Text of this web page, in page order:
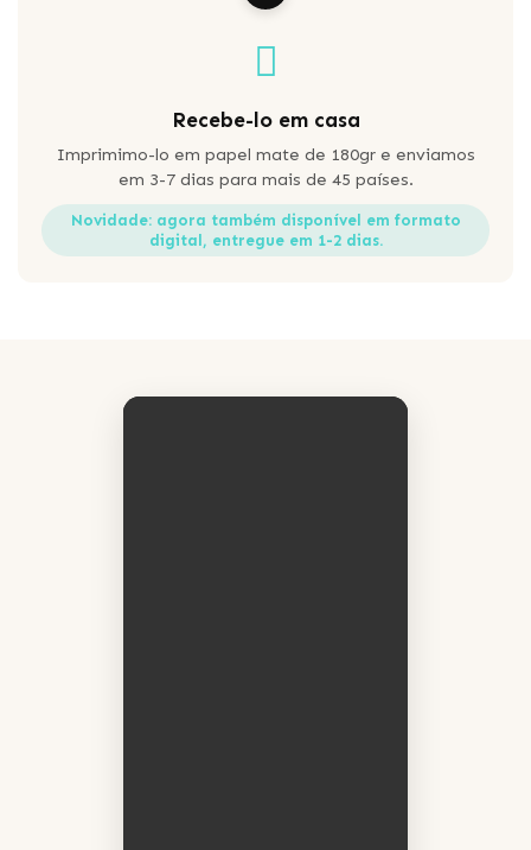
Recebe-lo em casa
Imprimimo-lo em papel mate de 180gr e enviamos
em 3-7 dias para mais de 45 países.
Novidade: agora também disponível em formato
digital, entregue em 1-2 dias.